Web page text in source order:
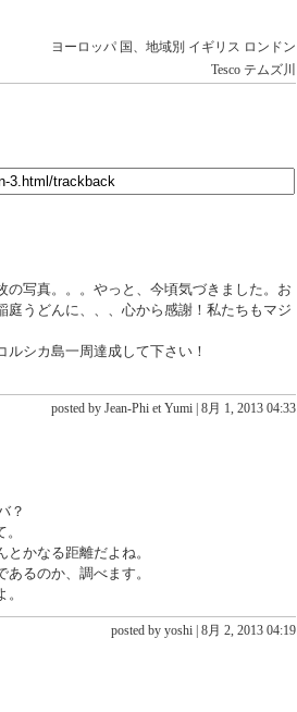
ヨーロッパ 国、地域別 イギリス ロンドン
Tesco テムズ川
の写真。。。やっと、今頃気づきました。お
庭うどんに、、、心から感謝！私たちもマジ
シカ島一周達成して下さい！
posted by Jean-Phi et Yumi | 8月 1, 2013 04:33
？
かなる距離だよね。
るのか、調べます。
posted by yoshi | 8月 2, 2013 04:19